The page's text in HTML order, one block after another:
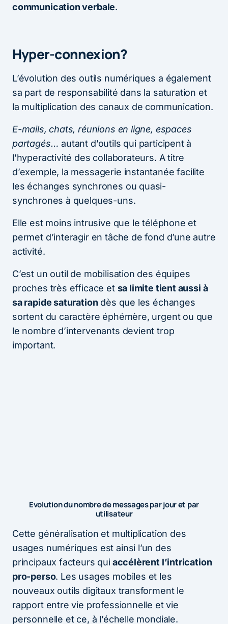
communication verbale.
Hyper-connexion?
L’évolution des outils numériques a également
sa part de responsabilité dans la saturation et
la multiplication des canaux de communication.
E-mails, chats, réunions en ligne, espaces
partagés… autant d’outils qui participent à
l’hyperactivité des collaborateurs. A titre
d’exemple, la messagerie instantanée facilite
les échanges synchrones ou qua­si-
synchrones à quelques-uns.
Elle est moins intrusive que le téléphone et
permet d’interagir en tâche de fond d’une autre
activité.
C’est un outil de mobilisation des équipes
proches très efficace et sa limite tient aussi à
sa rapide saturation dès que les échanges
sortent du caractère éphé­mère, urgent ou que
le nombre d’intervenants devient trop
important.
Evolution du nombre de messages par jour et par
utilisateur
Cette généralisation et multiplication des
usages numériques est ainsi l’un des
principaux facteurs quiaccélèrent l’intrication
pro-perso. Les usages mobiles et les
nouveaux outils digitaux transforment le
rapport entre vie professionnelle et vie
personnelle et ce, à l’échelle mondiale.